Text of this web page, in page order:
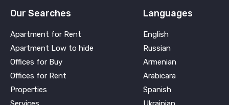
Our Searches
Apartment for Rent
Apartment Low to hide
Offices for Buy
Offices for Rent
Properties
Languages
English
Russian
Armenian
Arabicara
Spanish